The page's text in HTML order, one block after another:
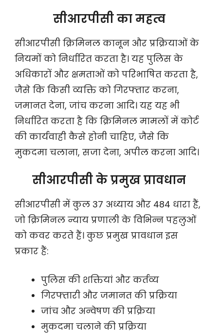
सीआरपीसी का महत्व
सीआरपीसी क्रिमिनल कानून और प्रक्रियाओं के
नियमों को निर्धारित करता है। यह पुलिस के
अधिकारों और क्षमताओं को परिभाषित करता है,
जैसे कि किसी व्यक्ति को गिरफ्तार करना,
जमानत देना, जांच करना आदि। यह यह भी
निर्धारित करता है कि क्रिमिनल मामलों में कोर्ट
की कार्यवाही कैसे होनी चाहिए, जैसे कि
मुकदमा चलाना, सजा देना, अपील करना आदि।
सीआरपीसी के प्रमुख प्रावधान
सीआरपीसी में कुल 37 अध्याय और 484 धारा हैं,
जो क्रिमिनल न्याय प्रणाली के विभिन्न पहलुओं
को कवर करते हैं। कुछ प्रमुख प्रावधान इस
प्रकार हैं:
पुलिस की शक्तियां और कर्तव्य
गिरफ्तारी और जमानत की प्रक्रिया
जांच और अन्वेषण की प्रक्रिया
मुकदमा चलाने की प्रक्रिया